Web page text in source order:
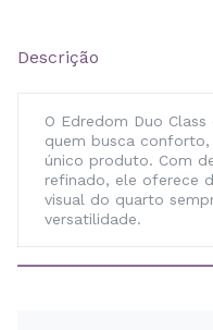
Descrição
O Edredom Duo
quem busca
único produto. Com
refinado, ele oferece
visual do quarto
versatilidade.